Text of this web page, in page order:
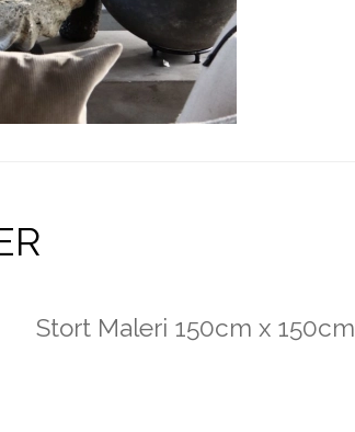
Stort Maleri 150cm x 150cm